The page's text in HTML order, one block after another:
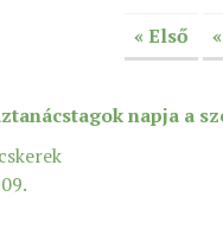
« Első «
napja a